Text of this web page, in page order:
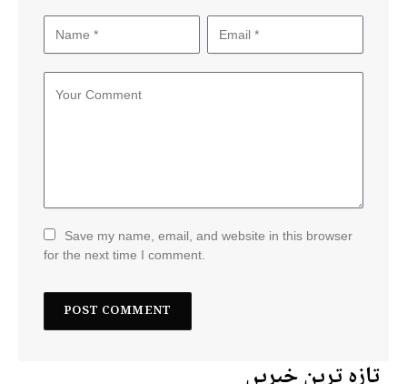
Save my name, email, and website in this browser
for the next time I comment.